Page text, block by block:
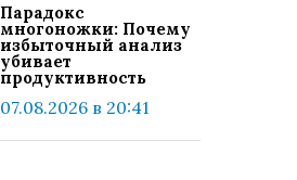
Парадокс
многоножки: Почему
избыточный анализ
убивает
продуктивность
07.08.2026 в 20:41